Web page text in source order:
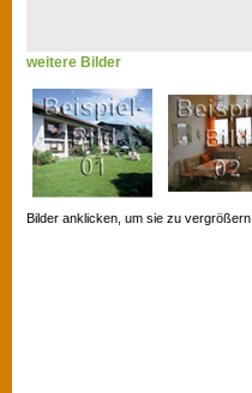
weitere Bilder
Bilder anklicken, um sie zu vergrößern